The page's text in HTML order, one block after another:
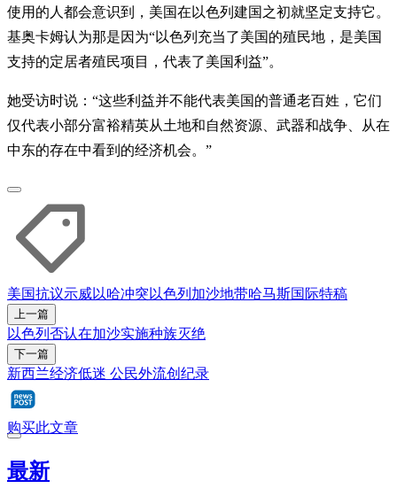
使用的人都会意识到，美国在以色列建国之初就坚定支持它。
基奥卡姆认为那是因为“以色列充当了美国的殖民地，是美国
支持的定居者殖民项目，代表了美国利益”。
她受访时说：“这些利益并不能代表美国的普通老百姓，它们
仅代表小部分富裕精英从土地和自然资源、武器和战争、从在
中东的存在中看到的经济机会。”
美国抗议示威以哈冲突 以色列 加沙地带哈马斯国际特稿
上一篇
以色列否认在加沙实施种族灭绝
下一篇
新西兰经济低迷 公民外流创纪录
购买此文章
最新